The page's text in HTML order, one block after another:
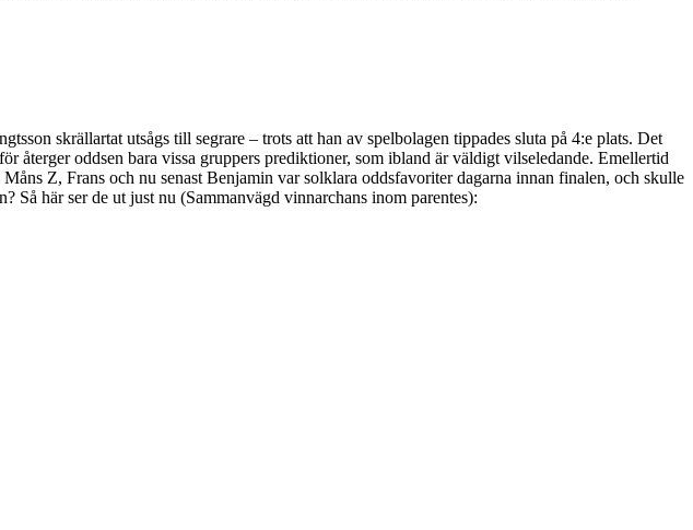
skrällartat utsågs till segrare – trots att han av spelbolagen tippades sluta på 4:e plats. Det
återger oddsen bara vissa gruppers prediktioner, som ibland är väldigt vilseledande. Emellertid
Z, Frans och nu senast Benjamin var solklara oddsfavoriter dagarna innan finalen, och skulle
Så här ser de ut just nu (Sammanvägd vinnarchans inom parentes):